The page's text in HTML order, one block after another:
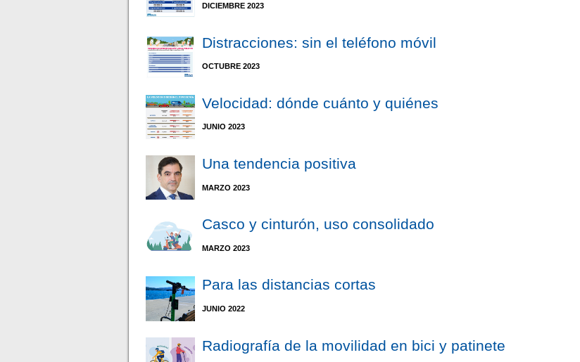
DICIEMBRE 2023
Distracciones: sin el teléfono móvil
OCTUBRE 2023
Velocidad: dónde cuánto y quiénes
JUNIO 2023
Una tendencia positiva
MARZO 2023
Casco y cinturón, uso consolidado
MARZO 2023
Para las distancias cortas
JUNIO 2022
Radiografía de la movilidad en bici y patinete